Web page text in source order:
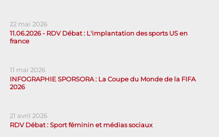
22 mai 2026
11.06.2026 - RDV Débat : L'implantation des sports US en
france
11 mai 2026
INFOGRAPHIE SPORSORA : La Coupe du Monde de la FIFA
2026
21 avril 2026
RDV Débat : Sport féminin et médias sociaux